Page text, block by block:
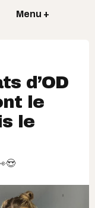
Menu +
d’OD
le
le